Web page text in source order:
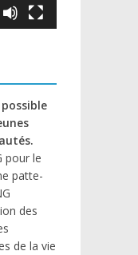
pour le
patte-
des
de la vie